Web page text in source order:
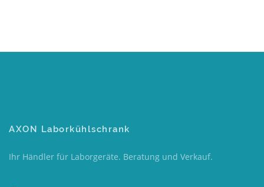
AXON Laborkühlschrank
Ihr Händler für Laborgeräte. Beratung und Verkauf.